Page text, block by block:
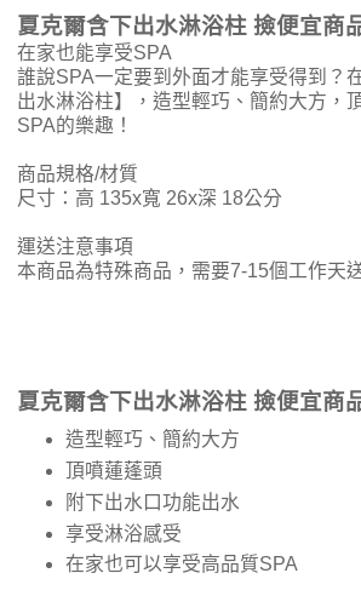
夏克爾含下出水淋浴柱 撿便宜商
在家也能享受SPA
誰說SPA一定要到外面才能享受得到？
出水淋浴柱】，造型輕巧、簡約大方，
SPA的樂趣！
商品規格/材質
尺寸：高 135x寬 26x深 18公分
運送注意事項
本商品為特殊商品，需要7-15個工作天
夏克爾含下出水淋浴柱 撿便宜商
造型輕巧、簡約大方
頂噴蓮蓬頭
附下出水口功能出水
享受淋浴感受
在家也可以享受高品質SPA